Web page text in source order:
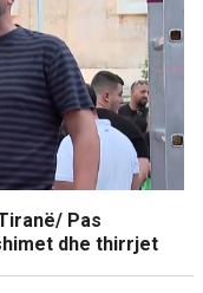
Pas
dhe thirrjet